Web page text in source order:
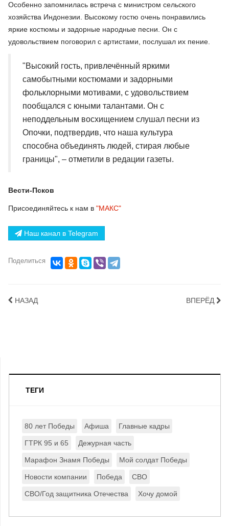
Особенно запомнилась встреча с министром сельского
хозяйства Индонезии. Высокому гостю очень понравились
яркие костюмы и задорные народные песни. Он с
удовольствием поговорил с артистами, послушал их пение.
"Высокий гость, привлечённый яркими
самобытными костюмами и задорными
фольклорными мотивами, с удовольствием
пообщался с юными талантами. Он с
неподдельным восхищением слушал песни из
Опочки, подтвердив, что наша культура
способна объединять людей, стирая любые
границы", – отметили в редации газеты.
Вести-Псков
Присоединяйтесь к нам в "МАКС"
Наш канал в Telegram
Поделиться
НАЗАД ВПЕРЁД
ТЕГИ
80 лет Победы Афиша Главные кадры
ГТРК 95 и 65 Дежурная часть
Марафон Знамя Победы Мой солдат Победы
Новости компании Победа СВО
СВО/Год защитника Отечества Хочу домой